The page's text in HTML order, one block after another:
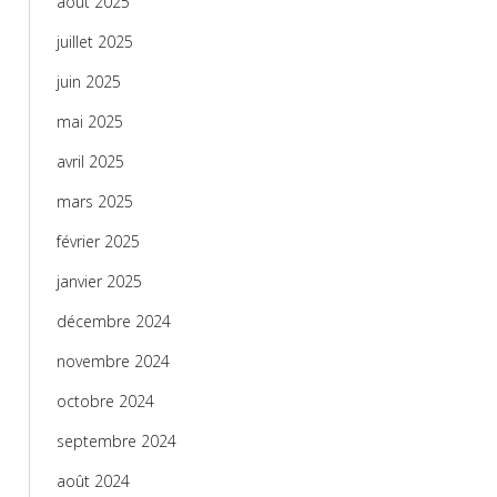
juillet 2025
juin 2025
mai 2025
avril 2025
mars 2025
février 2025
janvier 2025
décembre 2024
novembre 2024
octobre 2024
septembre 2024
août 2024